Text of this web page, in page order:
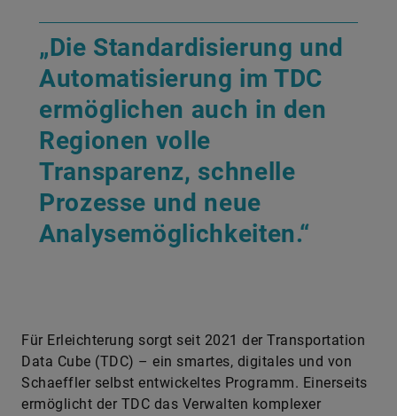
„Die Standardisierung und
Automatisierung im TDC
ermöglichen auch in den
Regionen volle
Transparenz, schnelle
Prozesse und neue
Analysemöglichkeiten.“
Für Erleichterung sorgt seit 2021 der Transportation
Data Cube (TDC) – ein smartes, digitales und von
Schaeffler selbst entwickeltes Programm. Einerseits
ermöglicht der TDC das Verwalten komplexer